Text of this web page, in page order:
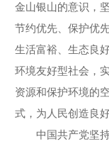
金山银山的意识，
节约优先、保护优
生活富裕、生态良
环境友好型社会，
资源和保护环境的
式，为人民创造良
中国共产党坚持